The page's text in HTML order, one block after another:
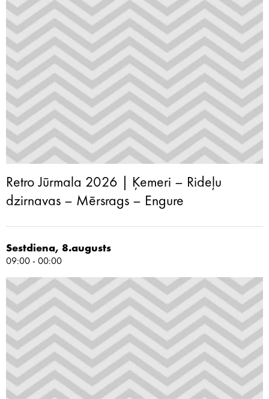
Retro Jūrmala 2026 | Ķemeri – Rideļu
dzirnavas – Mērsrags – Engure
Sestdiena, 8.augusts
09:00 - 00:00